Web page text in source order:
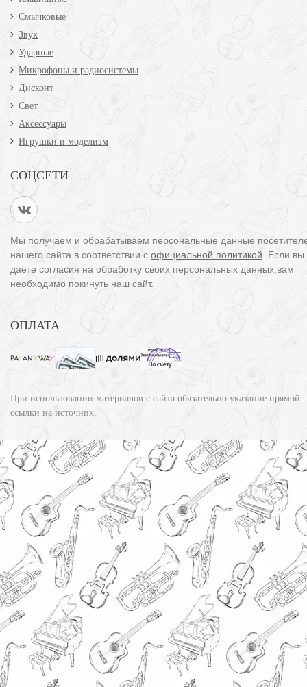
Смычковые
Звук
Ударные
Микрофоны и радиосистемы
Дисконт
Свет
Аксессуары
Игрушки и моделизм
СОЦСЕТИ
Мы получаем и обрабатываем персональные данные
нашего сайта в соответствии с официальной политикой . Если
даете согласия на обработку своих персональных данных,вам
необходимо покинуть наш сайт.
ОПЛАТА
При использовании материалов с сайта обязательно указание прямой
ссылки на источник.